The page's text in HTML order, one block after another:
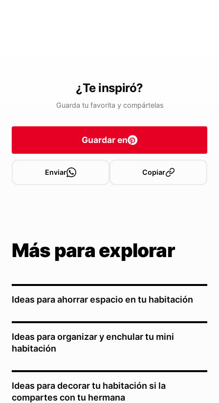
¿Te inspiró?
Guarda tu favorita y compártelas
Guardar en
Enviar Copiar
Más para explorar
Ideas para ahorrar espacio en tu habitación
Ideas para organizar y enchular tu mini
habitación
Ideas para decorar tu habitación si la
compartes con tu hermana